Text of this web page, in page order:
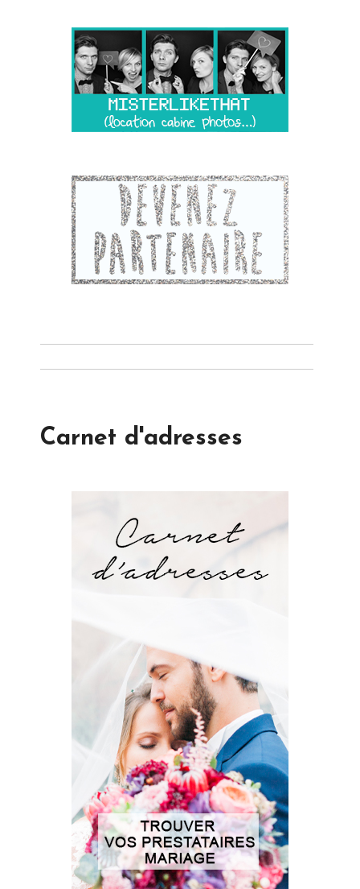
Carnet d'adresses